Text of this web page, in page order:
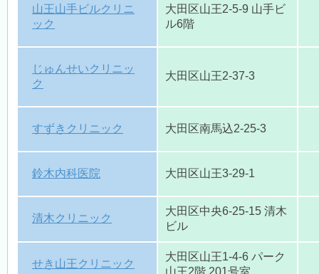
山王山手ビルクリニ
ック
大田区山王2-5-9 山手ビ
ル6階
じゅんせいクリニッ
ク
大田区山王2-37-3
すずきクリニック 大田区南馬込2-25-3
鈴木内科医院 大田区山王3-29-1
清木クリニック
大田区中央6-25-15 清木
ビル
せき山王クリニック
大田区山王1-4-6 パーク
山王2階 201号室